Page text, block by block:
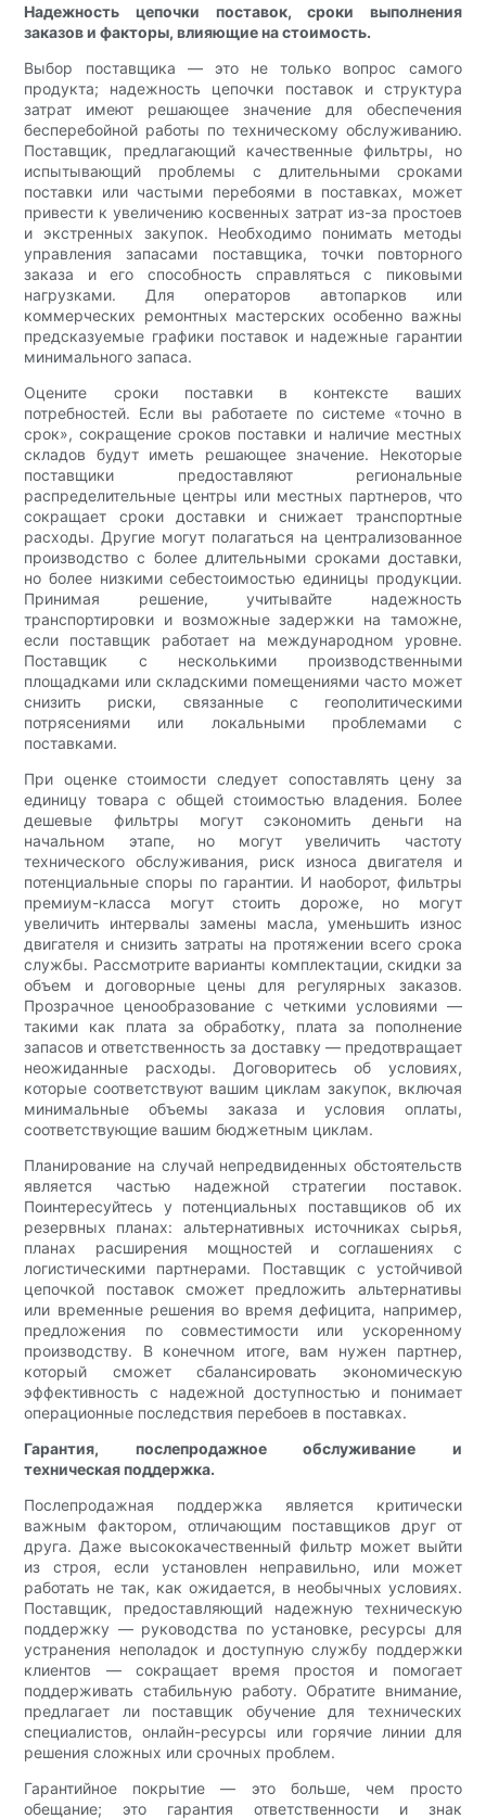
Надежность цепочки поставок, сроки выполнения
заказов и факторы, влияющие на стоимость.
Выбор поставщика — это не только вопрос самого
продукта; надежность цепочки поставок и структура
затрат имеют решающее значение для обеспечения
бесперебойной работы по техническому обслуживанию.
Поставщик, предлагающий качественные фильтры, но
испытывающий проблемы с длительными сроками
поставки или частыми перебоями в поставках, может
привести к увеличению косвенных затрат из-за простоев
и экстренных закупок. Необходимо понимать методы
управления запасами поставщика, точки повторного
заказа и его способность справляться с пиковыми
нагрузками. Для операторов автопарков или
коммерческих ремонтных мастерских особенно важны
предсказуемые графики поставок и надежные гарантии
минимального запаса.
Оцените сроки поставки в контексте ваших
потребностей. Если вы работаете по системе «точно в
срок», сокращение сроков поставки и наличие местных
складов будут иметь решающее значение. Некоторые
поставщики предоставляют региональные
распределительные центры или местных партнеров, что
сокращает сроки доставки и снижает транспортные
расходы. Другие могут полагаться на централизованное
производство с более длительными сроками доставки,
но более низкими себестоимостью единицы продукции.
Принимая решение, учитывайте надежность
транспортировки и возможные задержки на таможне,
если поставщик работает на международном уровне.
Поставщик с несколькими производственными
площадками или складскими помещениями часто может
снизить риски, связанные с геополитическими
потрясениями или локальными проблемами с
поставками.
При оценке стоимости следует сопоставлять цену за
единицу товара с общей стоимостью владения. Более
дешевые фильтры могут сэкономить деньги на
начальном этапе, но могут увеличить частоту
технического обслуживания, риск износа двигателя и
потенциальные споры по гарантии. И наоборот, фильтры
премиум-класса могут стоить дороже, но могут
увеличить интервалы замены масла, уменьшить износ
двигателя и снизить затраты на протяжении всего срока
службы. Рассмотрите варианты комплектации, скидки за
объем и договорные цены для регулярных заказов.
Прозрачное ценообразование с четкими условиями —
такими как плата за обработку, плата за пополнение
запасов и ответственность за доставку — предотвращает
неожиданные расходы. Договоритесь об условиях,
которые соответствуют вашим циклам закупок, включая
минимальные объемы заказа и условия оплаты,
соответствующие вашим бюджетным циклам.
Планирование на случай непредвиденных обстоятельств
является частью надежной стратегии поставок.
Поинтересуйтесь у потенциальных поставщиков об их
резервных планах: альтернативных источниках сырья,
планах расширения мощностей и соглашениях с
логистическими партнерами. Поставщик с устойчивой
цепочкой поставок сможет предложить альтернативы
или временные решения во время дефицита, например,
предложения по совместимости или ускоренному
производству. В конечном итоге, вам нужен партнер,
который сможет сбалансировать экономическую
эффективность с надежной доступностью и понимает
операционные последствия перебоев в поставках.
Гарантия, послепродажное обслуживание и
техническая поддержка.
Послепродажная поддержка является критически
важным фактором, отличающим поставщиков друг от
друга. Даже высококачественный фильтр может выйти
из строя, если установлен неправильно, или может
работать не так, как ожидается, в необычных условиях.
Поставщик, предоставляющий надежную техническую
поддержку — руководства по установке, ресурсы для
устранения неполадок и доступную службу поддержки
клиентов — сокращает время простоя и помогает
поддерживать стабильную работу. Обратите внимание,
предлагает ли поставщик обучение для технических
специалистов, онлайн-ресурсы или горячие линии для
решения сложных или срочных проблем.
Гарантийное покрытие — это больше, чем просто
обещание; это гарантия ответственности и знак